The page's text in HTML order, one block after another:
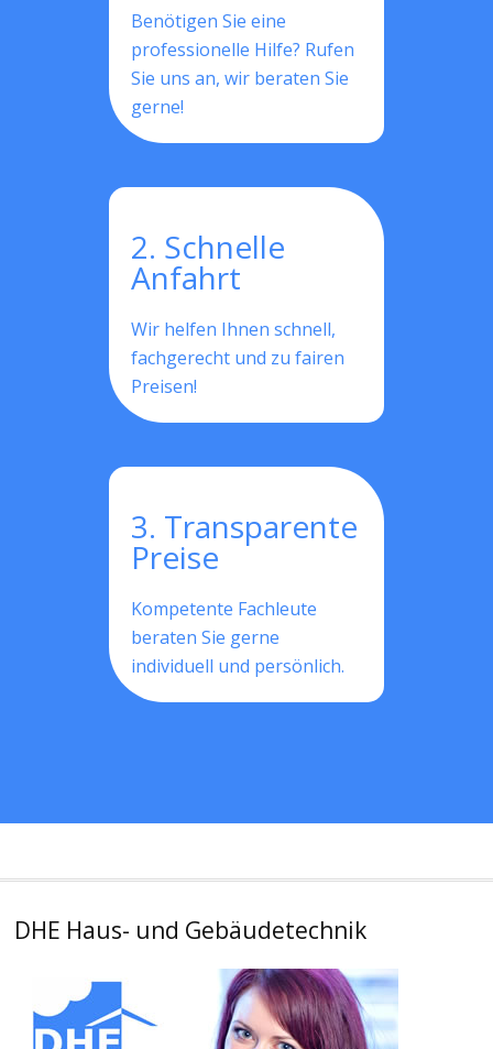
Benötigen Sie eine
professionelle Hilfe? Rufen
Sie uns an, wir beraten Sie
gerne!
2. Schnelle
Anfahrt
Wir helfen Ihnen schnell,
fachgerecht und zu fairen
Preisen!
3. Transparente
Preise
Kompetente Fachleute
beraten Sie gerne
individuell und persönlich.
DHE Haus- und Gebäudetechnik